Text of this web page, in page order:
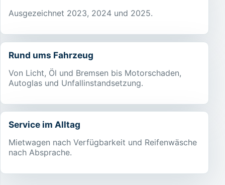
Ausgezeichnet 2023, 2024 und 2025.
Rund ums Fahrzeug
Von Licht, Öl und Bremsen bis Motorschaden,
Autoglas und Unfallinstandsetzung.
Service im Alltag
Mietwagen nach Verfügbarkeit und Reifenwäsche
nach Absprache.